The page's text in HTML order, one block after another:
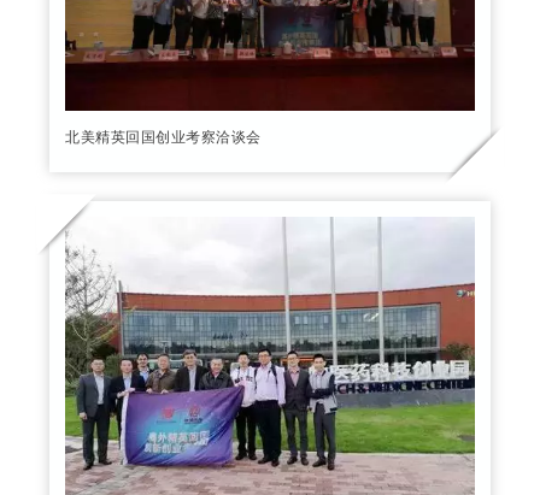
北美精英回国创业考察洽谈会